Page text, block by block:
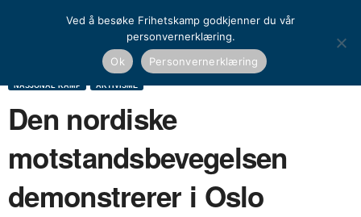
Aktivisme
Den nordiske motstandsbevegelsen demonstrerer
NASJONAL KAMP AKTIVISME
Den nordiske
motstandsbevegelsen
demonstrerer i Oslo
Ved å besøke Frihetskamp godkjenner du vår
personvernerklæring.
Ok
Personvernerklæring